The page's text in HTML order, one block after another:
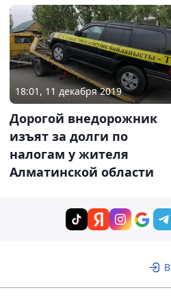
18:01, 11 декабря 2019
Дорогой внедорожник
изъят за долги по
налогам у жителя
Алматинской области